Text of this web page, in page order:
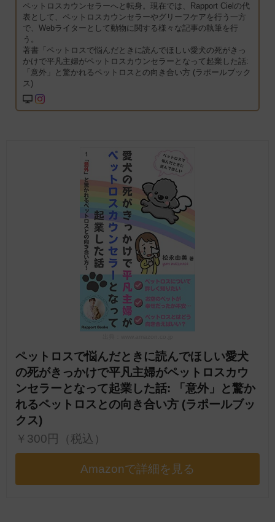
ペットロスカウンセラーへと転身。現在では、Rapport Cielの代
表として、ペットロスカウンセラーやグリーフケアを行う一方
で、Webライターとして動物に関する様々な記事の執筆を行
う。
著書「ペットロスで悩んだときに読んでほしい愛犬の死がきっ
かけで平凡主婦がペットロスカウンセラーとなって起業した話:
「意外」と驚かれるペットロスとの向き合い方 (ラポールブック
ス)
ペットロスで悩んだときに読んでほしい愛犬
の死がきっかけで平凡主婦がペットロスカウ
ンセラーとなって起業した話: 「意外」と驚か
れるペットロスとの向き合い方 (ラポールブッ
クス)
￥300円（税込）
Amazonで詳細を見る